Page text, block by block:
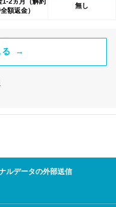
額返金）
無し
る →
ルデータの外部送信